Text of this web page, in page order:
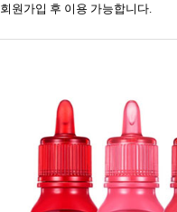
회원가입 후 이용 가능합니다.